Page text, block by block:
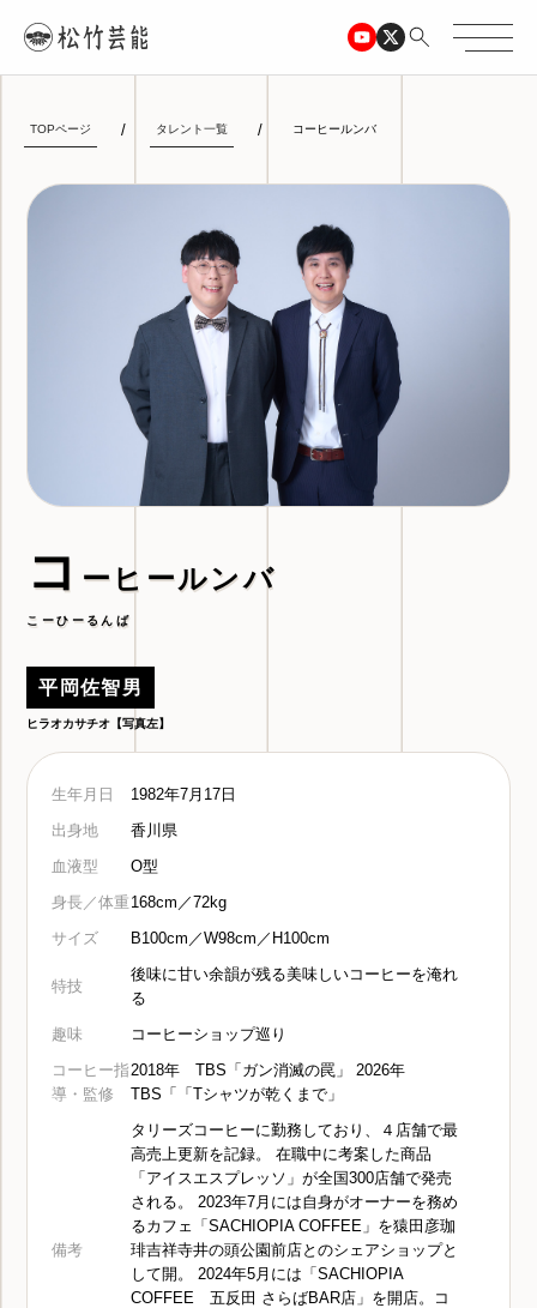
TOPページ タレント一覧 コーヒールンバ
コ ーヒールンバ
こーひーるんば
平岡佐智男
ヒラオカサチオ【写真左】
生年月日
1982年7月17日
出身地
香川県
血液型
O型
身長／体重 168cm／72kg
サイズ
B100cm／W98cm／H100cm
特技
後味に甘い余韻が残る美味しいコーヒーを淹れ
る
趣味
コーヒーショップ巡り
コーヒー指
導・監修
2018年 TBS「ガン消滅の罠」 2026年
TBS「「Tシャツが乾くまで」
備考
タリーズコーヒーに勤務しており、４店舗で最
高売上更新を記録。 在職中に考案した商品
「アイスエスプレッソ」が全国300店舗で発売
される。 2023年7月には自身がオーナーを務め
るカフェ「SACHIOPIA COFFEE」を猿田彦珈
琲吉祥寺井の頭公園前店とのシェアショップと
して開。 2024年5月には「SACHIOPIA
COFFEE 五反田 さらばBAR店」を開店。コ